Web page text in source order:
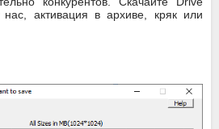
активация в архиве, кряк или